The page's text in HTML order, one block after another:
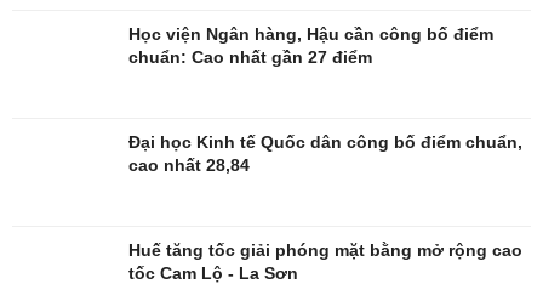
Học viện Ngân hàng, Hậu cần công bố điểm
chuẩn: Cao nhất gần 27 điểm
Đại học Kinh tế Quốc dân công bố điểm chuẩn,
cao nhất 28,84
Huế tăng tốc giải phóng mặt bằng mở rộng cao
tốc Cam Lộ - La Sơn